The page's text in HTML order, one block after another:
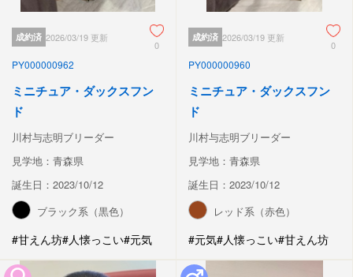
成約済 2026/03/19 更新
0
PY000000962
ミニチュア・ダックスフン
ド
川村与志明ブリーダー
見学地：青森県
誕生日：2023/10/12
ブラック系（黒色）
#甘えん坊#人懐っこい#元気
成約済 2026/03/19 更新
0
PY000000960
ミニチュア・ダックスフン
ド
川村与志明ブリーダー
見学地：青森県
誕生日：2023/10/12
レッド系（赤色）
#元気#人懐っこい#甘えん坊